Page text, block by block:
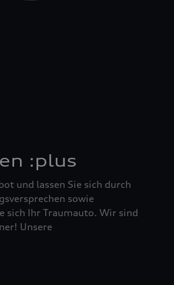
:plus
und lassen Sie sich durch
sowie
sich Ihr Traumauto. Wir sind
Unsere